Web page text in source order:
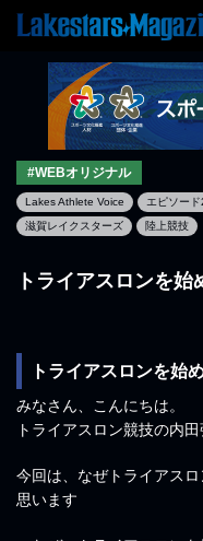
#WEBオリジナル
Lakes Athlete Voice エピソード
滋賀レイクスターズ
陸上競技
トライアスロンを
トライアスロンを始
みなさん、こんにちは。
トライアスロン競技の内田
今回は、なぜトライアス
思います